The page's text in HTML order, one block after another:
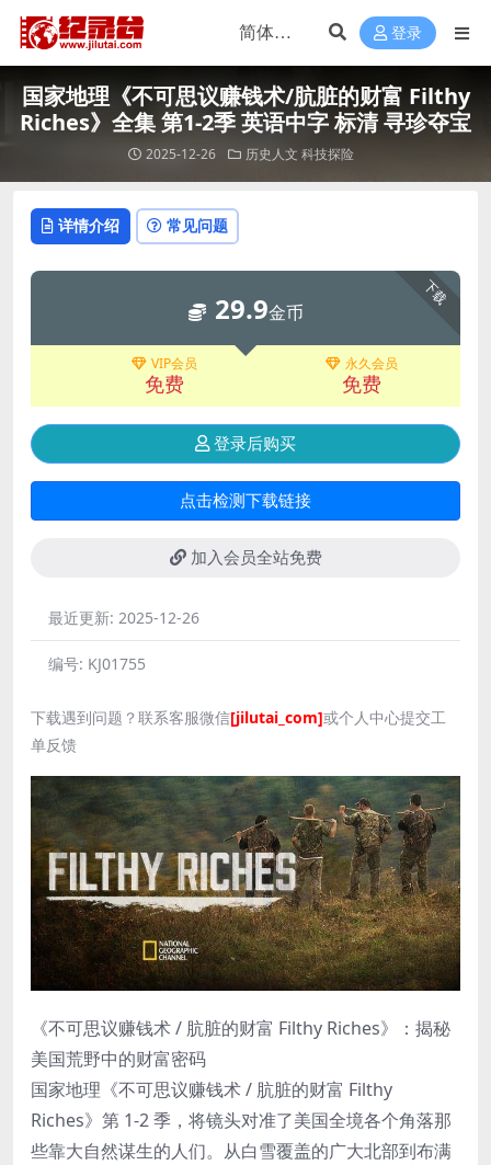
登录
国家地理《不可思议赚钱术/肮脏的财富 Filthy
Riches》全集 第1-2季 英语中字 标清 寻珍夺宝
2025-12-26 历史人文 科技探险
详情介绍 常见问题
下载
29.9金币
VIP会员
免费
永久会员
免费
登录后购买
点击检测下载链接
加入会员全站免费
最近更新: 2025-12-26
编号: KJ01755
下载遇到问题？联系客服微信[jilutai_com]或个人中心提交工
单反馈
《不可思议赚钱术 / 肮脏的财富 Filthy Riches》：揭秘
美国荒野中的财富密码
国家地理《不可思议赚钱术 / 肮脏的财富 Filthy
Riches》第 1-2 季，将镜头对准了美国全境各个角落那
些靠大自然谋生的人们。从白雪覆盖的广大北部到布满